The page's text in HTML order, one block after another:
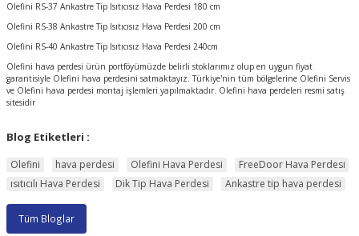
Olefini RS-37 Ankastre Tip Isıtıcısız Hava Perdesi 180 cm
Olefini RS-38 Ankastre Tip Isıtıcısız Hava Perdesi 200 cm
Olefini RS-40 Ankastre Tip Isıtıcısız Hava Perdesi 240cm
Olefini hava perdesi ürün portföyümüzde belirli stoklarımız olup en uygun fiyat
garantisiyle Olefini hava perdesini satmaktayız. Türkiye'nin tüm bölgelerine Olefini Servis
ve Olefini hava perdesi montaj işlemleri yapılmaktadır. Olefini hava perdeleri resmi satış
sitesidir
Blog Etiketleri :
Olefini hava perdesi Olefini Hava Perdesi
FreeDoor Hava Perdesi
ısıtıcılı Hava Perdesi
Dik Tip Hava Perdesi Ankastre tip hava perdesi
Tüm Bloglar